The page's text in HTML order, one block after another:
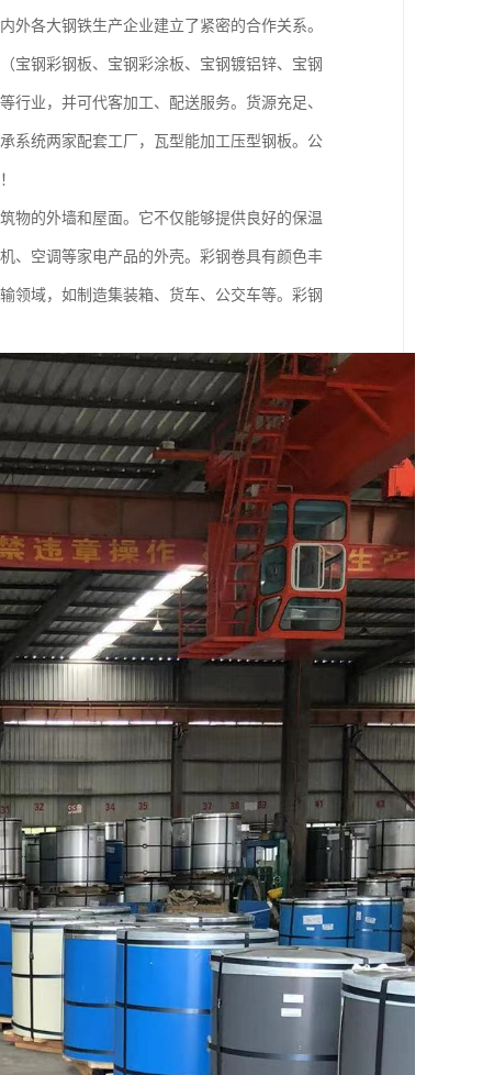
外各大钢铁生产企业建立了紧密的合作关系。
宝钢彩钢板、宝钢彩涂板、宝钢镀铝锌、宝钢
行业，并可代客加工、配送服务。货源充足、
系统两家配套工厂，瓦型能加工压型钢板。公
物的外墙和屋面。它不仅能够提供良好的保温
、空调等家电产品的外壳。彩钢卷具有颜色丰
领域，如制造集装箱、货车、公交车等。彩钢